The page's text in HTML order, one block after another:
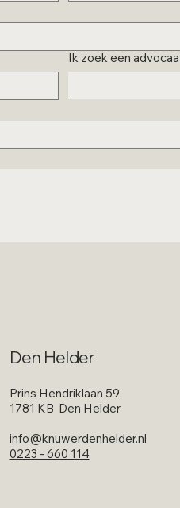
Ik zoek een
Den Helder
Prins Hendriklaan 59
1781 KB Den Helder
info@knuwerdenhelder.nl
0223 - 660 114